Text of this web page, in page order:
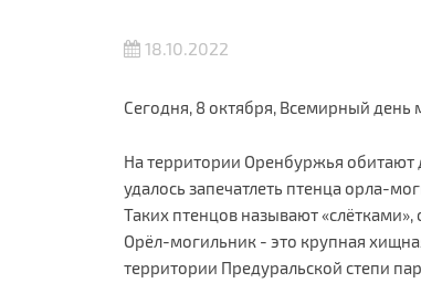
18.10.2022
Сегодня, 8 октября, Всемирный
На территории Оренбуржья обитают
удалось запечатлеть птенца орла-
Таких птенцов называют «слётками»,
Орёл-могильник - это крупная
территории Предуральской степи